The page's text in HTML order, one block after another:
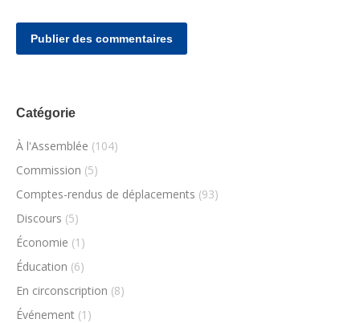
Publier des commentaires
Catégorie
À l'Assemblée (104)
Commission (5)
Comptes-rendus de déplacements (93)
Discours (5)
Économie (1)
Éducation (6)
En circonscription (8)
Événement (1)